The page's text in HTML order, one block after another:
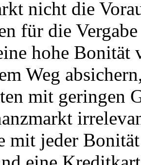
nicht die
für die
hohe
Weg
mit geringen
mit jeder